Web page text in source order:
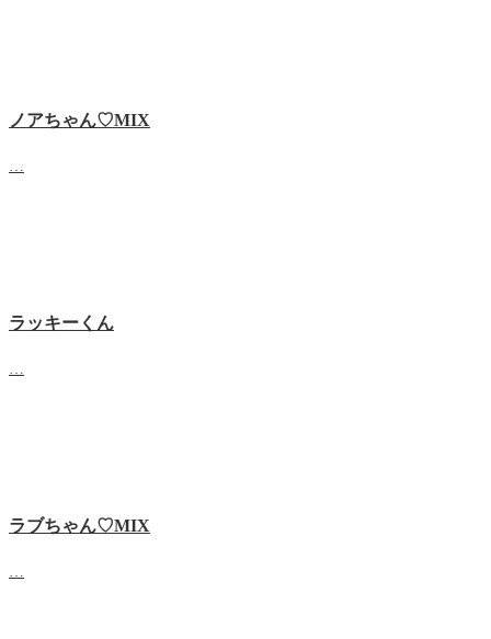
ノアちゃん♡‬MIX
ラッキーくん
ラブちゃん♡MIX